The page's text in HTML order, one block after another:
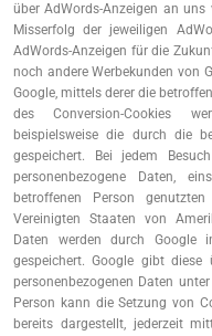
über AdWords-Anzeigen an
Misserfolg der jeweiligen
AdWords-Anzeigen für die
noch andere Werbekunden von
Google, mittels derer die
des Conversion-Cookies
beispielsweise die durch die
gespeichert. Bei jedem
personenbezogene Daten,
betroffenen Person
Vereinigten Staaten von
Daten werden durch Google
gespeichert. Google gibt diese
personenbezogenen Daten
Person kann die Setzung von
bereits dargestellt, jederzeit